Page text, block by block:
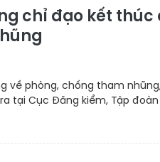
chỉ đạo kết thúc
về phòng, chống tham
tại Cục Đăng kiểm, Tập đoàn